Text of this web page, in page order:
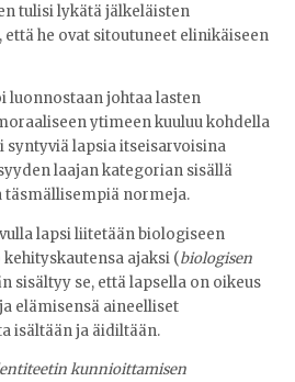
tulisi lykätä jälkeläisten
he ovat sitoutuneet elinikäiseen
luonnostaan johtaa lasten
ytimeen kuuluu kohdella
syntyviä lapsia itseisarvoisina
laajan kategorian sisällä
täsmällisempiä normeja.
lapsi liitetään biologiseen
ajaksi (biologisen
sisältyy se, että lapsella on oikeus
elämisensä aineelliset
isältään ja äidiltään.
kunnioittamisen